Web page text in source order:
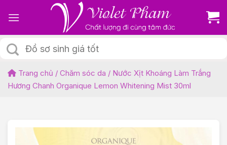
Tìm
kiếm:
Trang chủ / Chăm sóc da / Nước Xịt Khoáng Làm Trắng
Hương Chanh Organique Lemon Whitening Mist 30ml